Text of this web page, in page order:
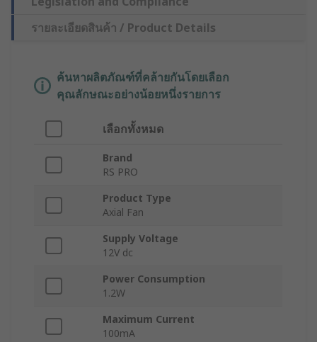
รายละเอียดสินค้า / Product Details
ค้นหาผลิตภัณฑ์ที่คล้ายกันโดยเลือก
คุณลักษณะอย่างน้อยหนึ่งรายการ
เลือกทั้งหมด
Brand
RS PRO
Product Type
Axial Fan
Supply Voltage
12V dc
Power Consumption
1.2W
Maximum Current
100mA